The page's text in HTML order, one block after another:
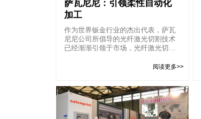
萨瓦尼尼：引领柔性自动化
加工
作为世界钣金行业的杰出代表，萨瓦
尼尼公司所倡导的光纤激光切割技术
已经渐渐引领于市场，光纤激光切割
阅读更多>>